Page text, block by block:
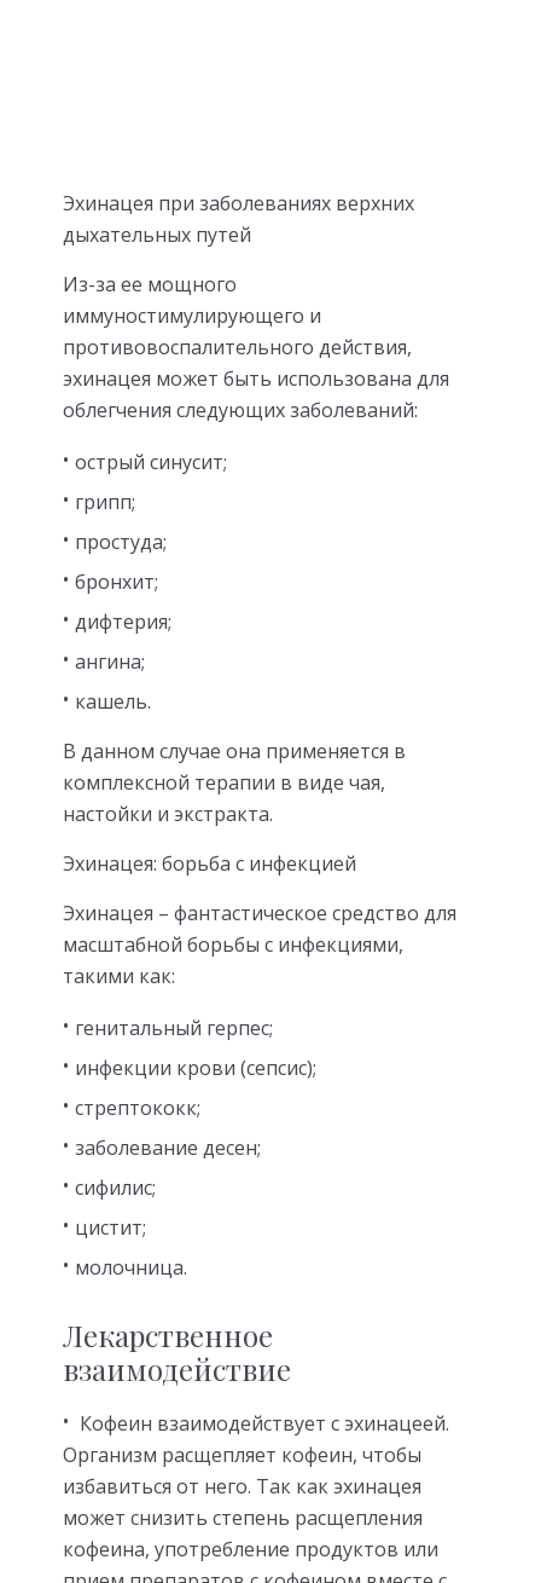
Эхинацея при заболеваниях верхних
дыхательных путей
Из-за ее мощного
иммуностимулирующего и
противовоспалительного действия,
эхинацея может быть использована для
облегчения следующих заболеваний:
острый синусит;
грипп;
простуда;
бронхит;
дифтерия;
ангина;
кашель.
В данном случае она применяется в
комплексной терапии в виде чая,
настойки и экстракта.
Эхинацея: борьба с инфекцией
Эхинацея – фантастическое средство для
масштабной борьбы с инфекциями,
такими как:
генитальный герпес;
инфекции крови (сепсис);
стрептококк;
заболевание десен;
сифилис;
цистит;
молочница.
Лекарственное
взаимодействие
Кофеин взаимодействует с эхинацеей.
Организм расщепляет кофеин, чтобы
избавиться от него. Так как эхинацея
может снизить степень расщепления
кофеина, употребление продуктов или